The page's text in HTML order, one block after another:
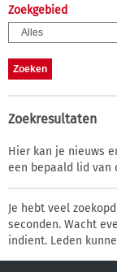
Zoekgebied
Zoekresultaten
Hier kan je nieuws
een bepaald lid van
Je hebt veel
seconden. Wacht
indient. Leden